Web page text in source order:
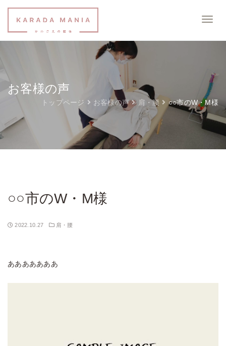
お客様の声
トップページ お客様の声 肩・腰 ○○市のW・M様
○○市のW・M様
2022.10.27 肩・腰
あああああああ